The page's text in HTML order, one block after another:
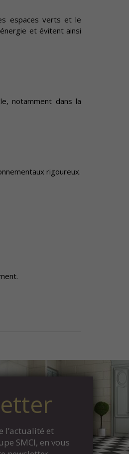
espaces verts et le
et évitent ainsi
notamment dans la
rigoureux.
l’actualité et
SMCI, en vous